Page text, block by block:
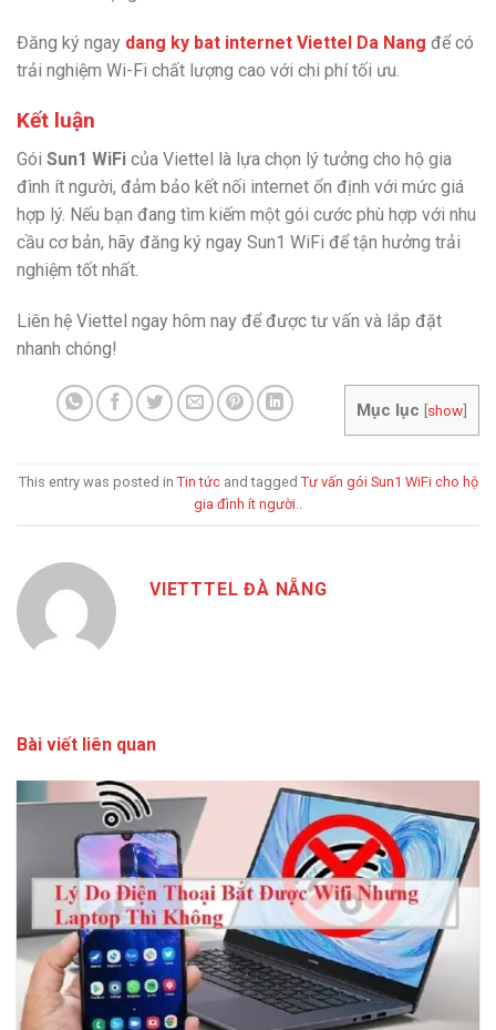
Đăng ký ngay dang ky bat internet Viettel Da Nang để có
trải nghiệm Wi-Fi chất lượng cao với chi phí tối ưu.
Kết luận
Gói Sun1 WiFi của Viettel là lựa chọn lý tưởng cho hộ gia
đình ít người, đảm bảo kết nối internet ổn định với mức giá
hợp lý. Nếu bạn đang tìm kiếm một gói cước phù hợp với nhu
cầu cơ bản, hãy đăng ký ngay Sun1 WiFi để tận hưởng trải
nghiệm tốt nhất.
Liên hệ Viettel ngay hôm nay để được tư vấn và lắp đặt
nhanh chóng!
Mục lục [show]
This entry was posted in Tin tứcand tagged Tư vấn gói Sun1 WiFi cho hộ
gia đình ít người.
VIETTTEL ĐÀ NẴNG
Bài viết liên quan